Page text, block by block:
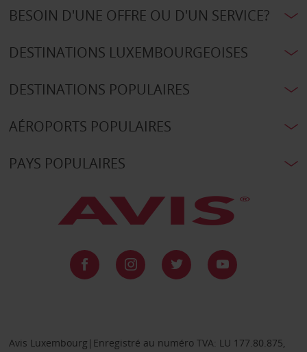
BESOIN D'UNE OFFRE OU D'UN SERVICE?
DESTINATIONS LUXEMBOURGEOISES
DESTINATIONS POPULAIRES
AÉROPORTS POPULAIRES
PAYS POPULAIRES
Avis Luxembourg|Enregistré au numéro TVA: LU 177.80.875,